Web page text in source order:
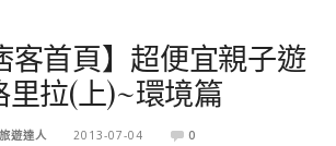
客首頁】超便宜親子遊
里拉(上)~環境篇
遊達人 2013-07-04 0